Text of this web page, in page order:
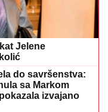
Jelene
do savršenstva:
sa Markom
izvajano